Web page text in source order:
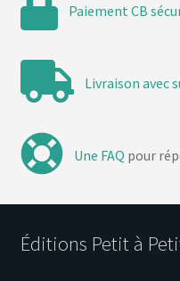
Paiement CB
Livraison avec
Une FAQ pour
Éditions Petit à